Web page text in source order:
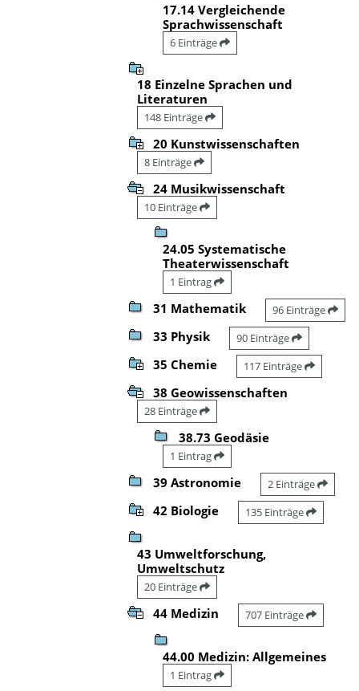
17.14 Vergleichende
Sprachwissenschaft
6 Einträge
18 Einzelne Sprachen und
Literaturen
148 Einträge
20 Kunstwissenschaften
8 Einträge
24 Musikwissenschaft
10 Einträge
24.05 Systematische
Theaterwissenschaft
1 Eintrag
31 Mathematik 96 Einträge
33 Physik 90 Einträge
35 Chemie 117 Einträge
38 Geowissenschaften
28 Einträge
38.73 Geodäsie
1 Eintrag
39 Astronomie 2 Einträge
42 Biologie 135 Einträge
43 Umweltforschung,
Umweltschutz
20 Einträge
44 Medizin 707 Einträge
44.00 Medizin: Allgemeines
1 Eintrag